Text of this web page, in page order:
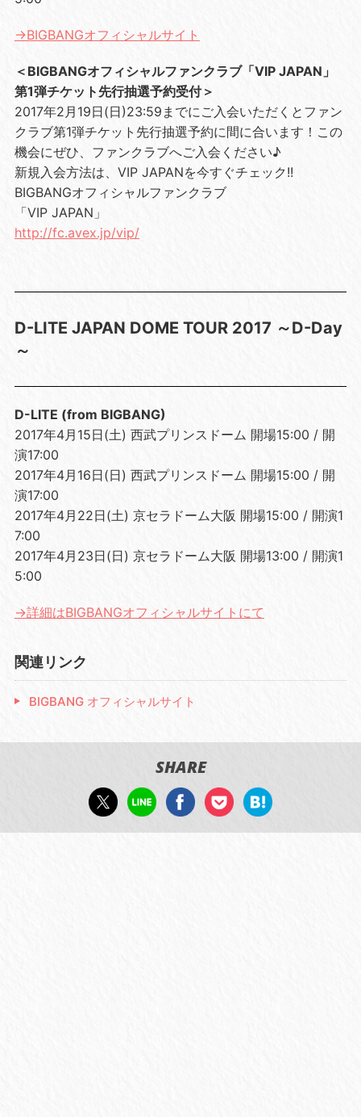
→BIGBANGオフィシャルサイト
＜BIGBANGオフィシャルファンクラブ「VIP JAPAN」
第1弾チケット先行抽選予約受付＞
2017年2月19日(日)23:59までにご入会いただくとファン
クラブ第1弾チケット先行抽選予約に間に合います！この
機会にぜひ、ファンクラブへご入会ください♪
新規入会方法は、VIP JAPANを今すぐチェック!!
BIGBANGオフィシャルファンクラブ
「VIP JAPAN」
http://fc.avex.jp/vip/
D-LITE JAPAN DOME TOUR 2017 ～D-Day
～
D-LITE (from BIGBANG)
2017年4月15日(土) 西武プリンスドーム 開場15:00 / 開
演17:00
2017年4月16日(日) 西武プリンスドーム 開場15:00 / 開
演17:00
2017年4月22日(土) 京セラドーム大阪 開場15:00 / 開演1
7:00
2017年4月23日(日) 京セラドーム大阪 開場13:00 / 開演1
5:00
→詳細はBIGBANGオフィシャルサイトにて
関連リンク
BIGBANG オフィシャルサイト
SHARE